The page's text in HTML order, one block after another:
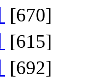
[670]
[615]
[692]